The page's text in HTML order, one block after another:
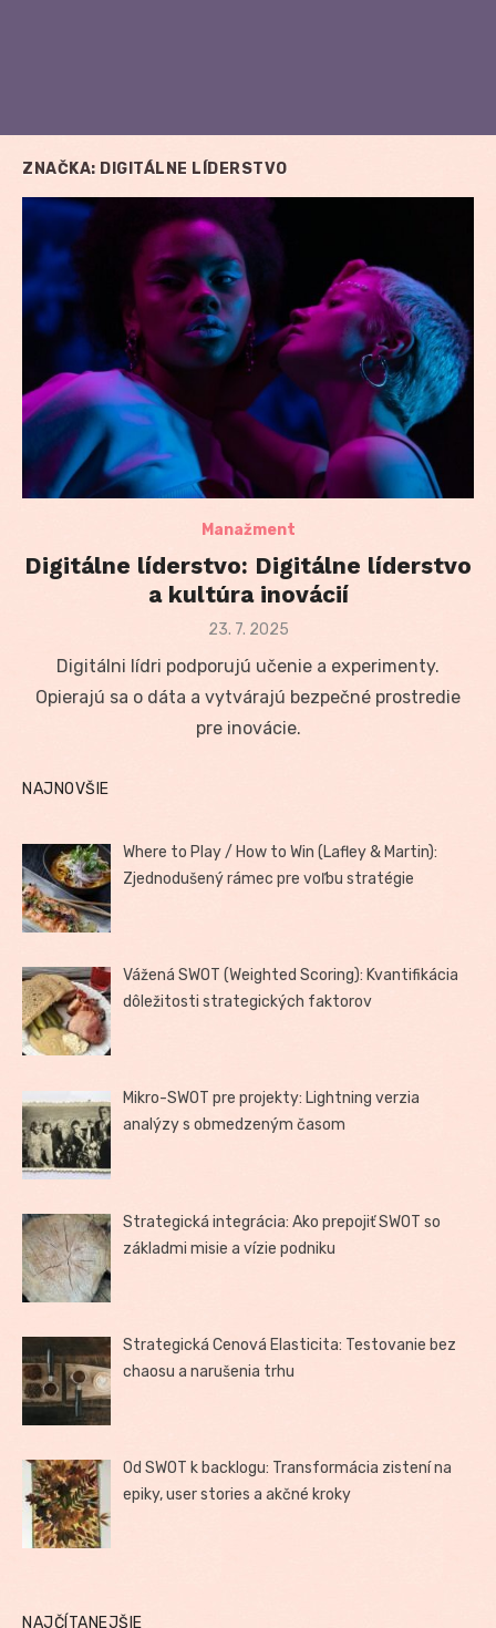
ZNAČKA: DIGITÁLNE LÍDERSTVO
Manažment
Digitálne líderstvo: Digitálne líderstvo
a kultúra inovácií
Posted
23. 7. 2025
Digitálni lídri podporujú učenie a experimenty.
Opierajú sa o dáta a vytvárajú bezpečné prostredie
pre inovácie.
NAJNOVŠIE
Where to Play / How to Win (Lafley & Martin):
Zjednodušený rámec pre voľbu stratégie
Vážená SWOT (Weighted Scoring): Kvantifikácia
dôležitosti strategických faktorov
Mikro-SWOT pre projekty: Lightning verzia
analýzy s obmedzeným časom
Strategická integrácia: Ako prepojiť SWOT so
základmi misie a vízie podniku
Strategická Cenová Elasticita: Testovanie bez
chaosu a narušenia trhu
Od SWOT k backlogu: Transformácia zistení na
epiky, user stories a akčné kroky
NAJČÍTANEJŠIE